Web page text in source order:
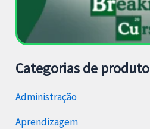
Categorias de produto
Administração
Aprendizagem